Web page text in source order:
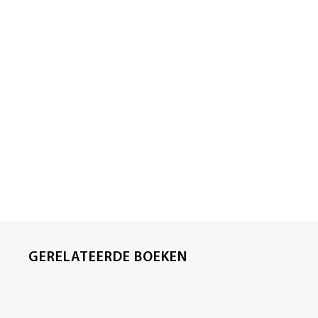
GERELATEERDE BOEKEN